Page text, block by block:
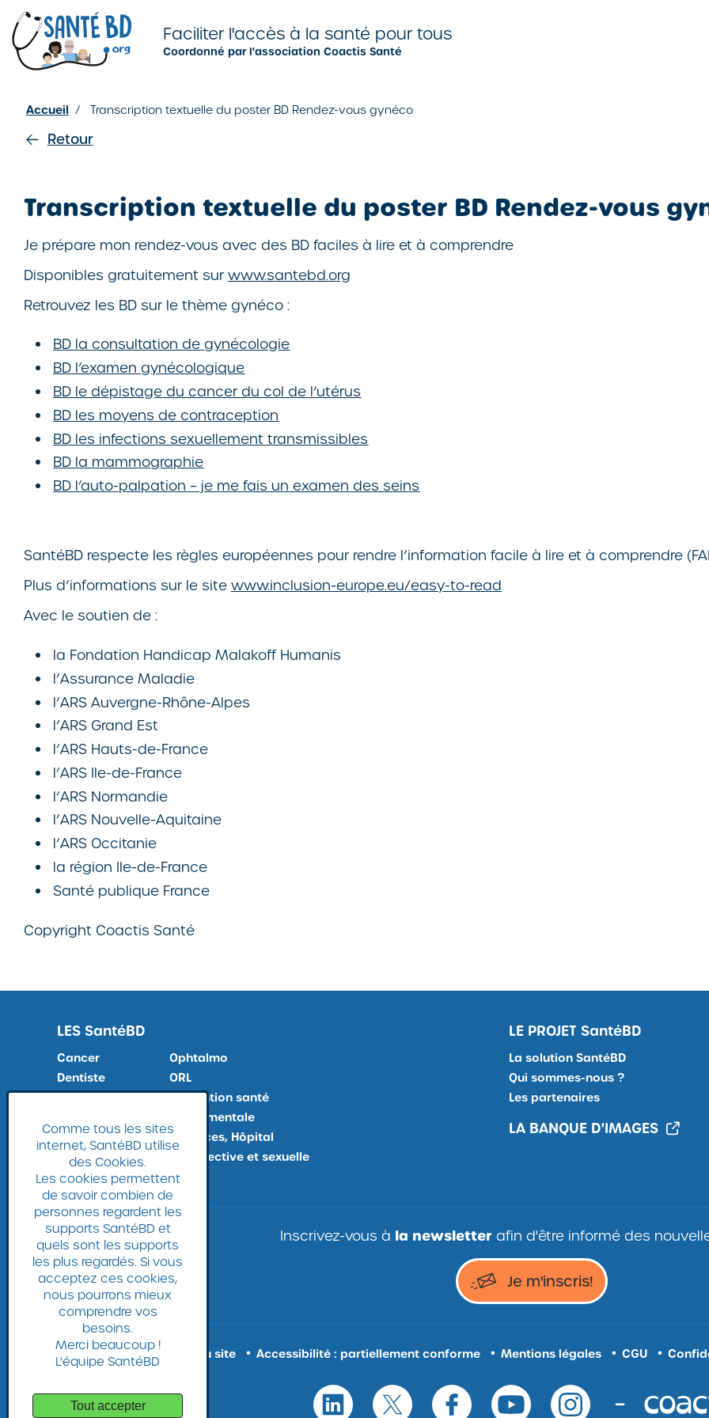
Je configure mes cookies
Comme tous les sites
internet, SantéBD utilise
des Cookies.
Les cookies permettent
de savoir combien de
personnes regardent les
supports SantéBD et
quels sont les supports
les plus regardés. Si vous
acceptez ces cookies,
nous pourrons mieux
comprendre vos
besoins.
Merci beaucoup !
L'équipe SantéBD
Tout accepter
Faciliter l'accès à la santé pour tous
Coordonné par l'association Coactis Santé
Accueil / Transcription textuelle du poster BD Rendez-vous gynéco
Retour
Transcription textuelle du poster BD Rendez-vous
Je prépare mon rendez-vous avec des BD faciles à lire et à comprendre
Disponibles gratuitement sur www.santebd.org
Retrouvez les BD sur le thème gynéco :
BD la consultation de gynécologie
BD l’examen gynécologique
BD le dépistage du cancer du col de l’utérus
BD les moyens de contraception
BD les infections sexuellement transmissibles
BD la mammographie
BD l’auto-palpation – je me fais un examen des seins
SantéBD respecte les règles européennes pour rendre l’information facile à lire et à comprendre
Plus d’informations sur le site www.inclusion-europe.eu/easy-to-read
Avec le soutien de :
la Fondation Handicap Malakoff Humanis
l’Assurance Maladie
l’ARS Auvergne-Rhône-Alpes
l’ARS Grand Est
l’ARS Hauts-de-France
l’ARS Ile-de-France
l’ARS Normandie
l’ARS Nouvelle-Aquitaine
l’ARS Occitanie
la région Ile-de-France
Santé publique France
Copyright Coactis Santé
LES SantéBD
Cancer
Dentiste
Docteur, Maladies
Examens médicaux
Fin de vie
Gynéco
Ophtalmo
ORL
Prévention santé
Santé mentale
Urgences, Hôpital
Vie affective et sexuelle
LE PROJET SantéBD
La solution SantéBD
Qui sommes-nous ?
Les partenaires
LA BANQUE D'IMAGES
Inscrivez-vous à la newsletter afin d'être informé des
Je m'inscris! Je
m'inscris
Newsletter,
Plan du site Accessibilité : partiellement conforme Mentions légales CGU
—